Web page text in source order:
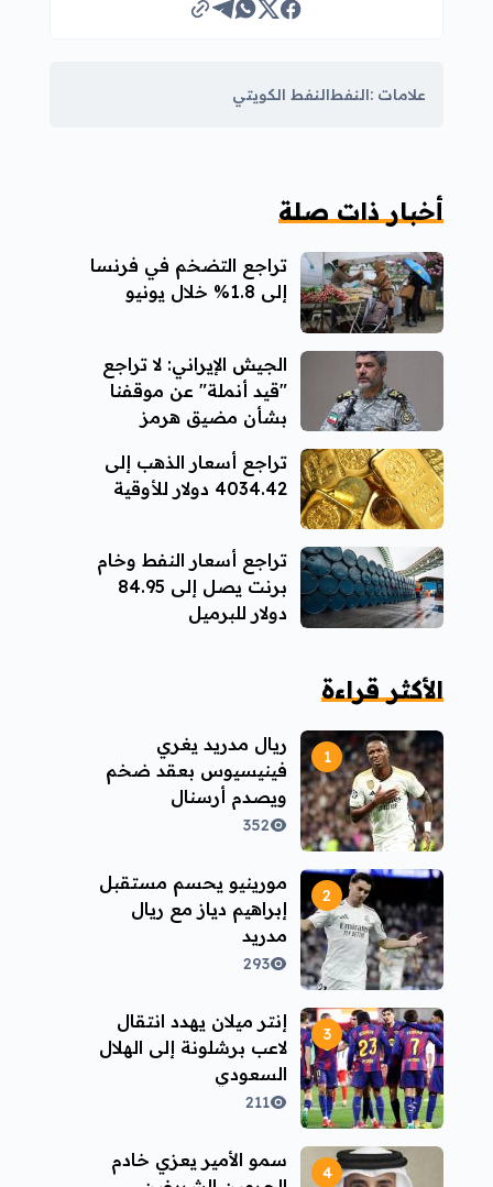
علامات :النفطالنفط الكويتي
أخبار ذات صلة
تراجع التضخم في فرنسا
إلى 1.8% خلال يونيو
الجيش الإيراني: لا تراجع
"قيد أنملة" عن موقفنا
بشأن مضيق هرمز
تراجع أسعار الذهب إلى
4034.42 دولار للأوقية
تراجع أسعار النفط وخام
برنت يصل إلى 84.95
دولار للبرميل
الأكثر قراءة
ريال مدريد يغري
فينيسيوس بعقد ضخم
ويصدم أرسنال
352
مورينيو يحسم مستقبل
إبراهيم دياز مع ريال
مدريد
293
إنتر ميلان يهدد انتقال
لاعب برشلونة إلى الهلال
السعودي
211
سمو الأمير يعزي خادم